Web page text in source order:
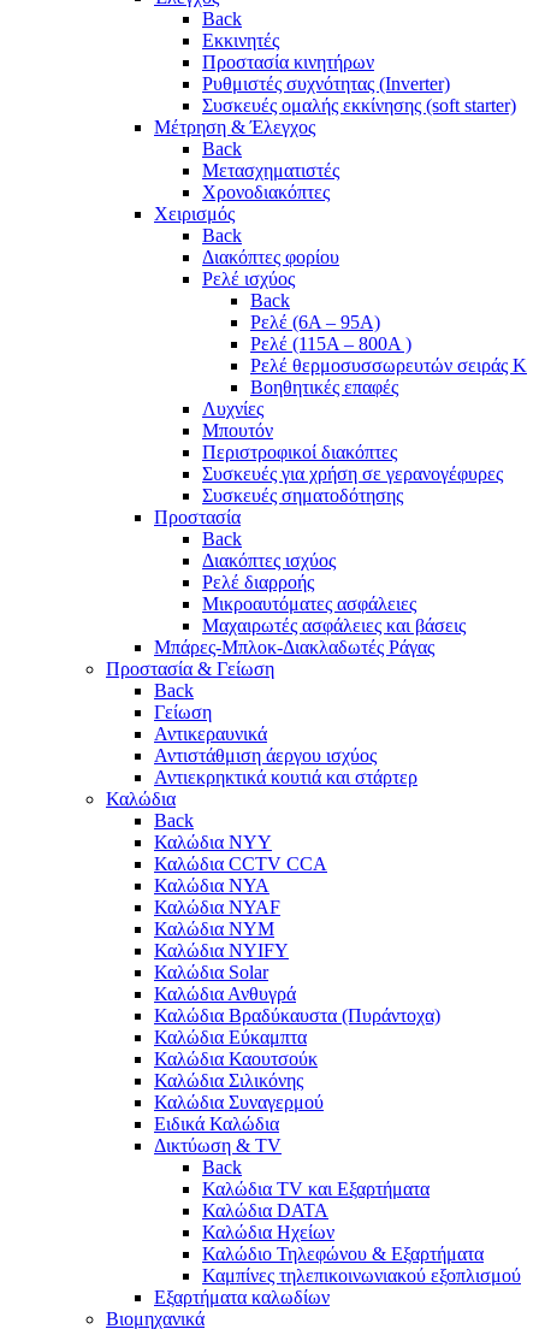
Back
Εκκινητές
Προστασία κινητήρων
Ρυθμιστές συχνότητας (Inverter)
Συσκευές ομαλής εκκίνησης (soft starter)
Μέτρηση & Έλεγχος
Back
Μετασχηματιστές
Χρονοδιακόπτες
Χειρισμός
Back
Διακόπτες φορίου
Ρελέ ισχύος
Back
Ρελέ (6A – 95A)
Ρελέ (115A – 800A )
Ρελέ θερμοσυσσωρευτών σειράς Κ
Βοηθητικές επαφές
Λυχνίες
Μπουτόν
Περιστροφικοί διακόπτες
Συσκευές για χρήση σε γερανογέφυρες
Συσκευές σηματοδότησης
Προστασία
Back
Διακόπτες ισχύος
Ρελέ διαρροής
Μικροαυτόματες ασφάλειες
Μαχαιρωτές ασφάλειες και βάσεις
Μπάρες-Μπλοκ-Διακλαδωτές Ράγας
Προστασία & Γείωση
Back
Γείωση
Αντικεραυνικά
Αντιστάθμιση άεργου ισχύος
Αντιεκρηκτικά κουτιά και στάρτερ
Καλώδια
Back
Καλώδια NYY
Καλώδια CCTV CCA
Καλώδια NYA
Καλώδια NYAF
Καλώδια NYΜ
Καλώδια ΝΥΙFY
Καλώδια Solar
Καλώδια Ανθυγρά
Καλώδια Βραδύκαυστα (Πυράντοχα)
Καλώδια Εύκαμπτα
Καλώδια Καουτσούκ
Καλώδια Σιλικόνης
Καλώδια Συναγερμού
Ειδικά Καλώδια
Δικτύωση & TV
Back
Καλώδια TV και Εξαρτήματα
Καλώδια DATA
Καλώδια Ηχείων
Καλώδιο Τηλεφώνου & Εξαρτήματα
Καμπίνες τηλεπικοινωνιακού εξοπλισμού
Eξαρτήματα καλωδίων
Βιομηχανικά